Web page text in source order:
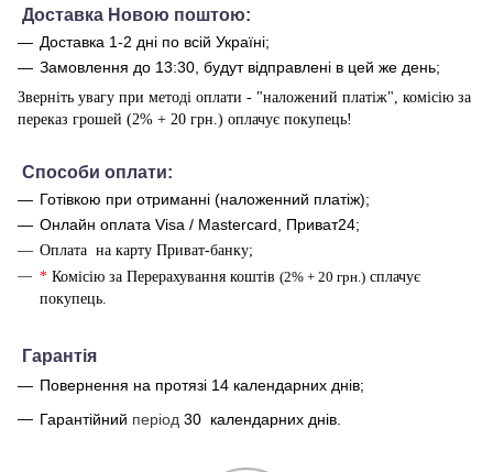
Доставка Новою поштою:
Доставка 1-2 дні по всій Україні;
Замовлення до 13:30, будут відправлені в цей же день;
Зверніть увагу при методі оплати - "наложений платіж", комісію за
переказ грошей (2% + 20 грн.) оплачує покупець!
Способи оплати:
Готівкою при отриманні (наложенний платіж);
Онлайн оплата Visa / Mastercard, Приват24;
Оплата на карту Приват-банку;
* Комісію за Перерахування коштів (2% + 20 грн.) сплачує
покупець.
Гарантія
Повернення на протязі 14 календарних днів;
Гарантійний період 30 календарних днів.